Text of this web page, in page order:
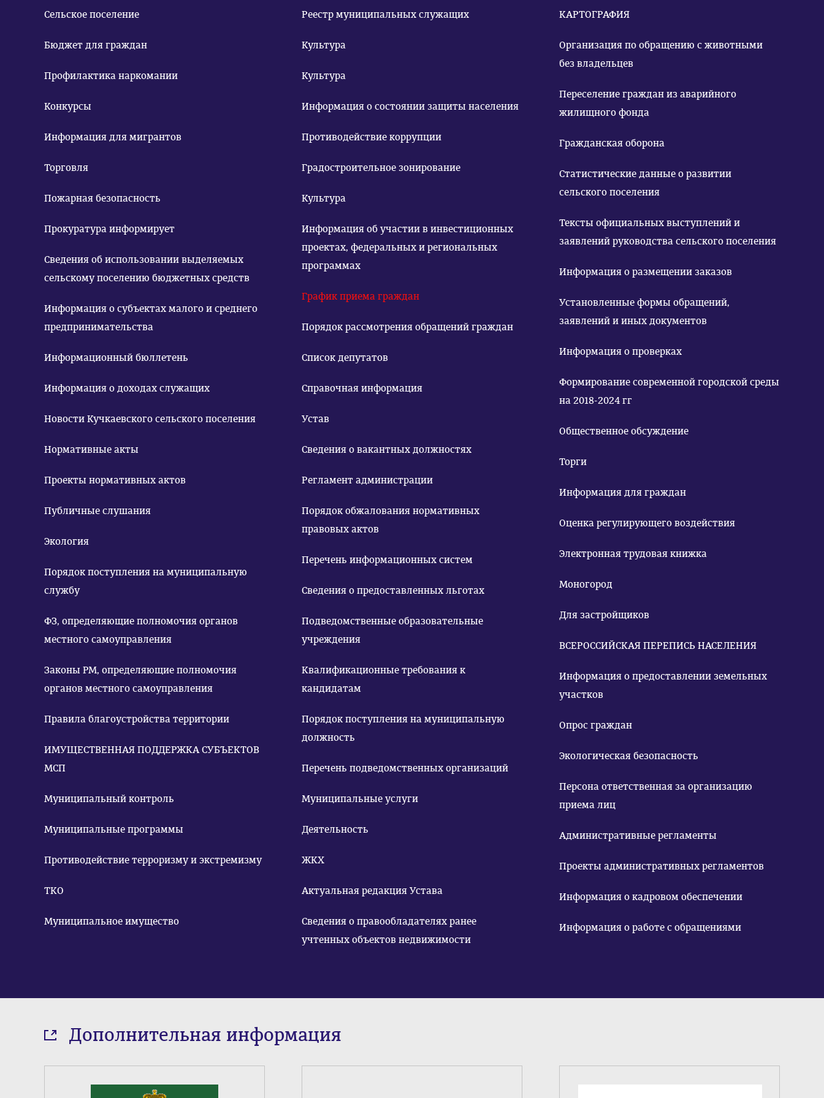
Сельское поселение
Бюджет для граждан
Профилактика наркомании
Конкурсы
Информация для мигрантов
Торговля
Пожарная безопасность
Прокуратура информирует
Сведения об использовании выделяемых
сельскому поселению бюджетных средств
Информация о субъектах малого и среднего
предпринимательства
Информационный бюллетень
Информация о доходах служащих
Новости Кучкаевского сельского поселения
Нормативные акты
Проекты нормативных актов
Публичные слушания
Экология
Порядок поступления на муниципальную
службу
ФЗ, определяющие полномочия органов
местного самоуправления
Законы РМ, определяющие полномочия
органов местного самоуправления
Правила благоустройства территории
ИМУЩЕСТВЕННАЯ ПОДДЕРЖКА СУБЪЕКТОВ
МСП
Муниципальный контроль
Муниципальные программы
Противодействие терроризму и экстремизму
ТКО
Муниципальное имущество
Реестр муниципальных служащих
Культура
Культура
Информация о состоянии защиты населения
Противодействие коррупции
Градостроительное зонирование
Культура
Информация об участии в инвестиционных
проектах, федеральных и региональных
программах
График приема граждан
Порядок рассмотрения обращений граждан
Список депутатов
Справочная информация
Устав
Сведения о вакантных должностях
Регламент администрации
Порядок обжалования нормативных
правовых актов
Перечень информационных систем
Сведения о предоставленных льготах
Подведомственные образовательные
учреждения
Квалификационные требования к
кандидатам
Порядок поступления на муниципальную
должность
Перечень подведомственных организаций
Муниципальные услуги
Деятельность
ЖКХ
Актуальная редакция Устава
Сведения о правообладателях ранее
учтенных объектов недвижимости
КАРТОГРАФИЯ
Организация по обращению с животными
без владельцев
Переселение граждан из аварийного
жилищного фонда
Гражданская оборона
Статистические данные о развитии
сельского поселения
Тексты официальных выступлений и
заявлений руководства сельского поселения
Информация о размещении заказов
Установленные формы обращений,
заявлений и иных документов
Информация о проверках
Формирование современной городской среды
на 2018-2024 гг
Общественное обсуждение
Торги
Информация для граждан
Оценка регулирующего воздействия
Электронная трудовая книжка
Моногород
Для застройщиков
ВСЕРОССИЙСКАЯ ПЕРЕПИСЬ НАСЕЛЕНИЯ
Информация о предоставлении земельных
участков
Опрос граждан
Экологическая безопасность
Персона ответственная за организацию
приема лиц
Административные регламенты
Проекты административных регламентов
Информация о кадровом обеспечении
Информация о работе с обращениями
Дополнительная информация